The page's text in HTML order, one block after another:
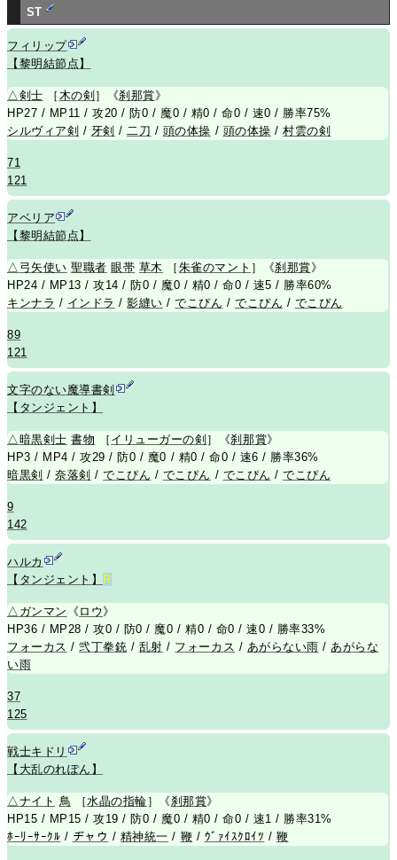
ST
フィリップ
【黎明結節点】
△剣士 ［ 木の剣 ］《刹那賞》
HP27 / MP11 / 攻20 / 防0 / 魔0 / 精0 / 命0 / 速0 / 勝率75%
シルヴィア剣 / 牙剣 /二刀 / 頭の体操 / 頭の体操 /村雲の剣
71
121
アベリア
【黎明結節点】
△ 弓矢使い 聖職者 眼帯 草木 ［ 朱雀のマント ］《刹那賞》
HP24 / MP13 / 攻14 / 防0 / 魔0 / 精0 / 命0 / 速5 / 勝率60%
キンナラ / インドラ /影縫い /でこぴん /でこぴん / でこぴん
89
121
文字のない魔導書剣
【タンジェント】
△ 暗黒剣士 書物 ［ イリューガーの剣 ］《刹那賞》
HP3 / MP4 / 攻29 / 防0 / 魔0 / 精0 / 命0 / 速6 / 勝率36%
暗黒剣 /奈落剣 /でこぴん / でこぴん / でこぴん /でこぴん
9
142
ハルカ
【タンジェント】 R
△ ガンマン 《 ロウ 》
HP36 / MP28 / 攻0 / 防0 / 魔0 / 精0 / 命0 / 速0 / 勝率33%
フォーカス /弐丁拳銃 / 乱射 / フォーカス / あがらない雨 / あがらな
い雨
37
125
戦士キドリ
【大乱のれぽん】
△ ナイト 鳥 ［水晶の指輪 ］《刹那賞》
HP15 / MP15 / 攻19 / 防0 / 魔0 / 精0 / 命0 / 速1 / 勝率31%
ﾎｰﾘｰｻｰｸﾙ / ヂャウ / 精神統一 / 鞭 / ｳﾞｧｲｽｸﾛｲﾂ / 鞭